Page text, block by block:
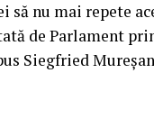
nu mai repete
de Parlament
Siegfried